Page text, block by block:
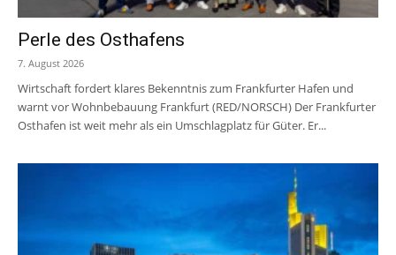
Perle des Osthafens
7. August 2026
Wirtschaft fordert klares Bekenntnis zum Frankfurter Hafen und
warnt vor Wohnbebauung Frankfurt (RED/NORSCH) Der Frankfurter
Osthafen ist weit mehr als ein Umschlagplatz für Güter. Er...